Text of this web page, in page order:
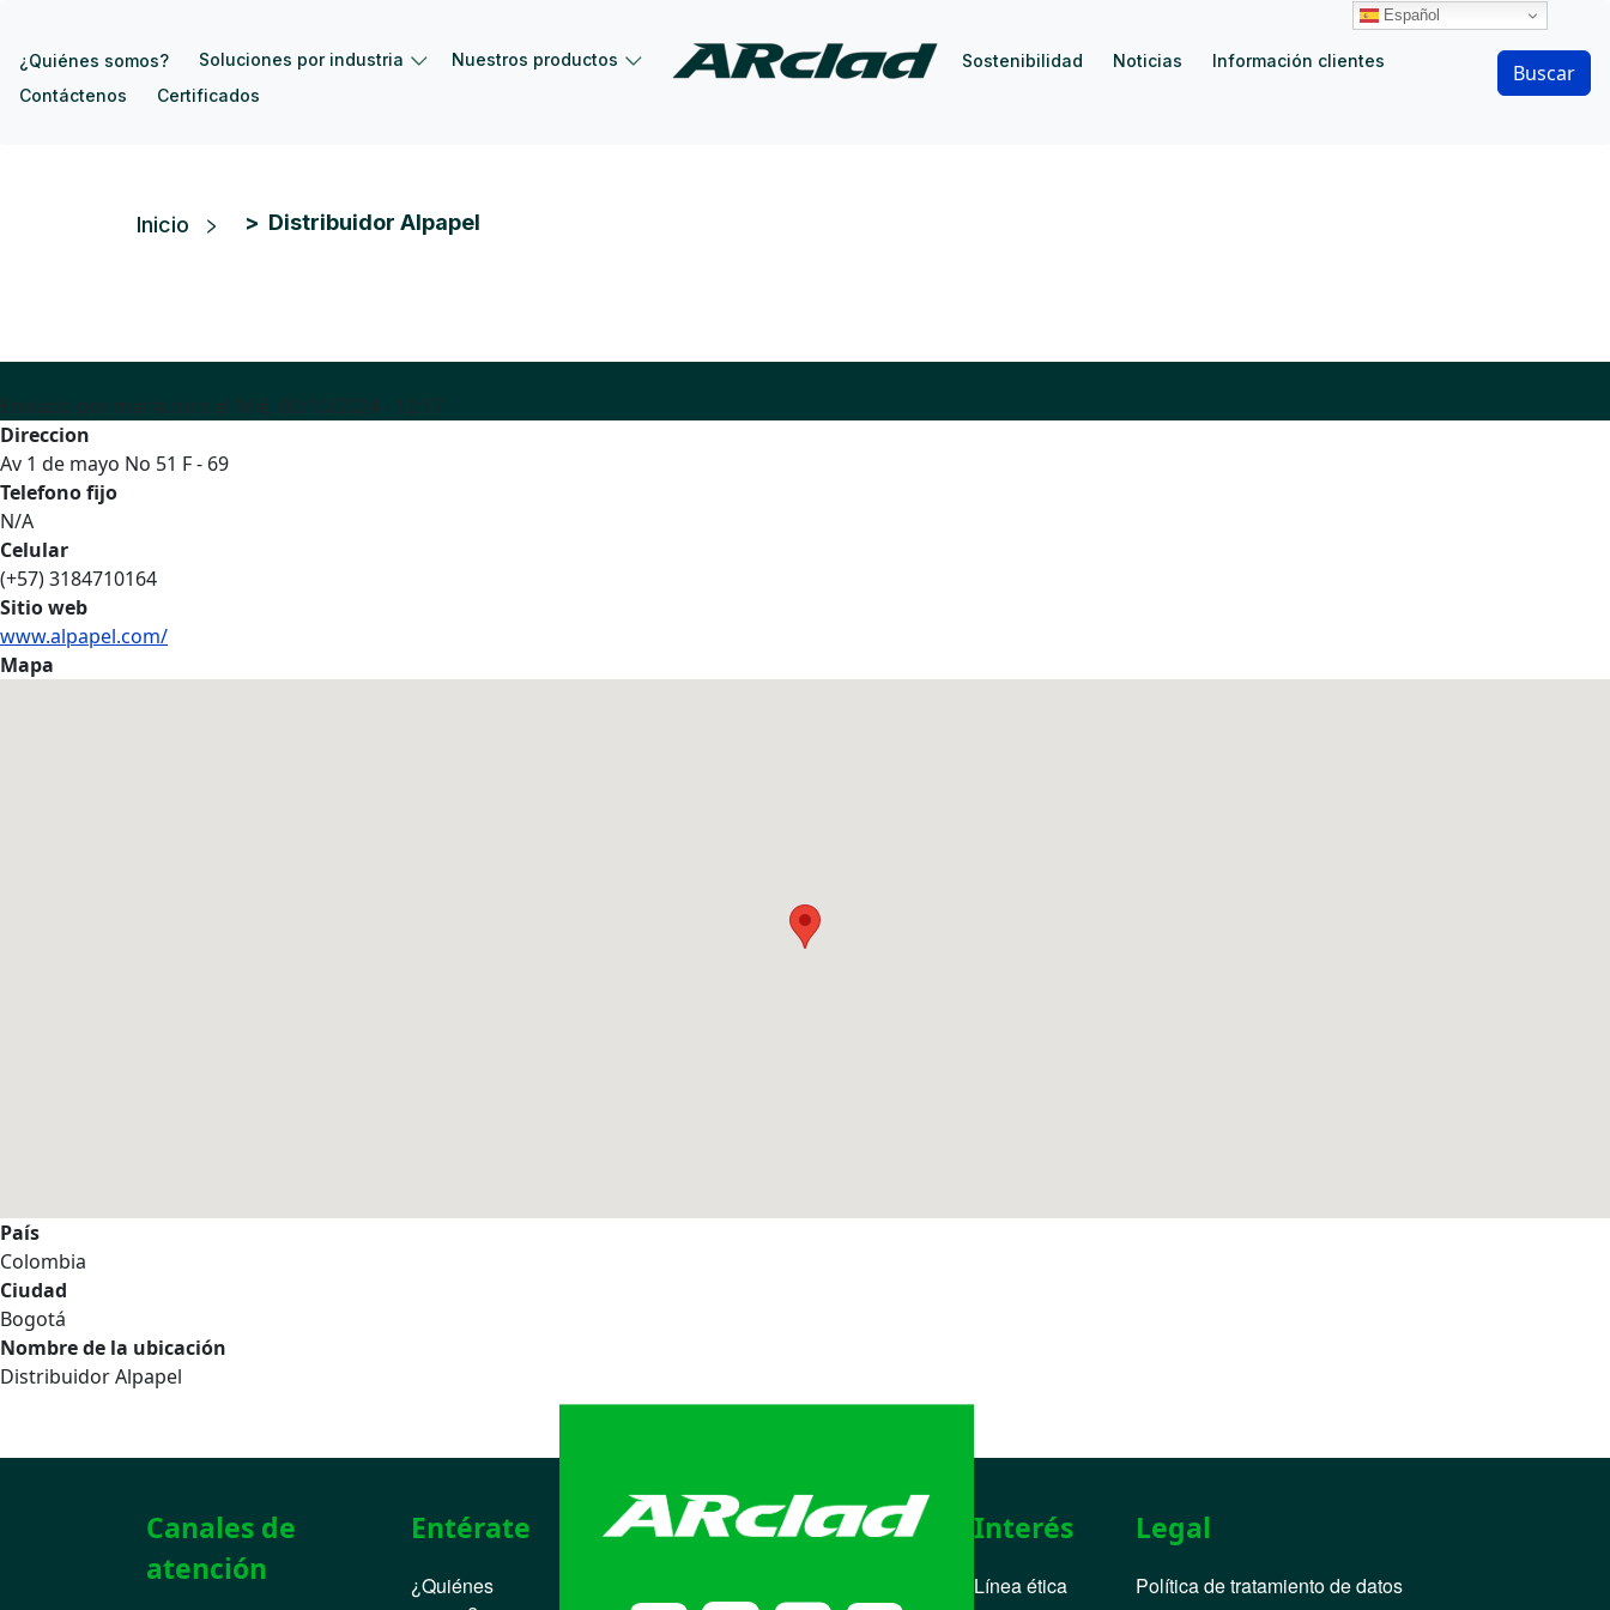
¿Quiénes somos? Soluciones por industria Nuestros productos Sostenibilidad Noticias
Información clientes
Contáctenos
Certificados
Buscar
Español
Ruta de navegación
Inicio Distribuidor Alpapel
Enviado por maria.toro el Mié, 02/10/2024 - 12:17
Direccion
Av 1 de mayo No 51 F - 69
Telefono fijo
N/A
Celular
(+57) 3184710164
Sitio web
www.alpapel.com/
Mapa
País
Colombia
Ciudad
Bogotá
Nombre de la ubicación
Distribuidor Alpapel
Canales de
atención
Entérate
¿Quiénes
Interés
Línea ética
Legal
Política de tratamiento de datos